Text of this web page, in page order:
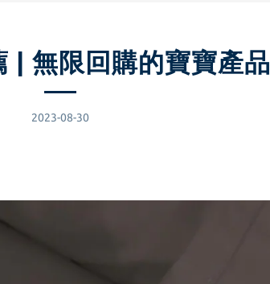
| 無限回購的寶寶產品
2023-08-30